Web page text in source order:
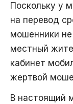
Поскольку у
на перевод
мошенники
местный
кабинет
жертвой
В настоящий